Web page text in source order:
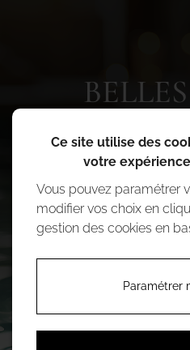
Plus de 12 ans
Ce site utilise des
votre
Vous pouvez paramétrer
modifier vos choix en
gestion des cookies en
Paramétrer